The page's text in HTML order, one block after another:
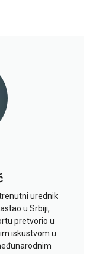
urednik
u Srbiji,
pretvorio u
iskustvom u